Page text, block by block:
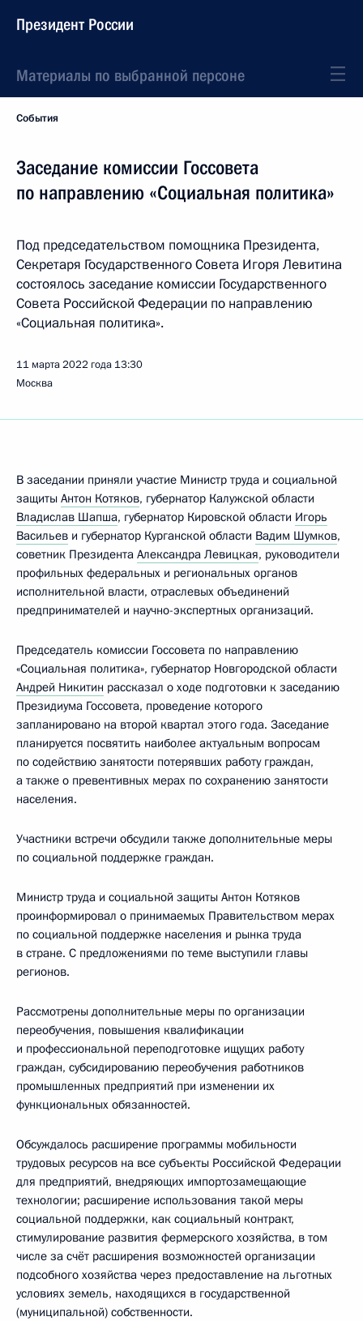
Президент России
Материалы по выбранной персоне
События
Заседание комиссии Госсовета
по направлению «Социальная политика»
Под председательством помощника Президента,
Секретаря Государственного Совета Игоря Левитина
состоялось заседание комиссии Государственного
Совета Российской Федерации по направлению
«Социальная политика».
11 марта 2022 года 13:30
Москва
В заседании приняли участие Министр труда и социальной
защиты Антон Котяков, губернатор Калужской области
Владислав Шапша, губернатор Кировской области Игорь
Васильев и губернатор Курганской области Вадим Шумков,
советник Президента Александра Левицкая, руководители
профильных федеральных и региональных органов
исполнительной власти, отраслевых объединений
предпринимателей и научно-экспертных организаций.
Председатель комиссии Госсовета по направлению
«Социальная политика», губернатор Новгородской области
Андрей Никитин рассказал о ходе подготовки к заседанию
Президиума Госсовета, проведение которого
запланировано на второй квартал этого года. Заседание
планируется посвятить наиболее актуальным вопросам
по содействию занятости потерявших работу граждан,
а также о превентивных мерах по сохранению занятости
населения.
Участники встречи обсудили также дополнительные меры
по социальной поддержке граждан.
Министр труда и социальной защиты Антон Котяков
проинформировал о принимаемых Правительством мерах
по социальной поддержке населения и рынка труда
в стране. С предложениями по теме выступили главы
регионов.
Рассмотрены дополнительные меры по организации
переобучения, повышения квалификации
и профессиональной переподготовке ищущих работу
граждан, субсидированию переобучения работников
промышленных предприятий при изменении их
функциональных обязанностей.
Обсуждалось расширение программы мобильности
трудовых ресурсов на все субъекты Российской Федерации
для предприятий, внедряющих импортозамещающие
технологии; расширение использования такой меры
социальной поддержки, как социальный контракт,
стимулирование развития фермерского хозяйства, в том
числе за счёт расширения возможностей организации
подсобного хозяйства через предоставление на льготных
условиях земель, находящихся в государственной
(муниципальной) собственности.